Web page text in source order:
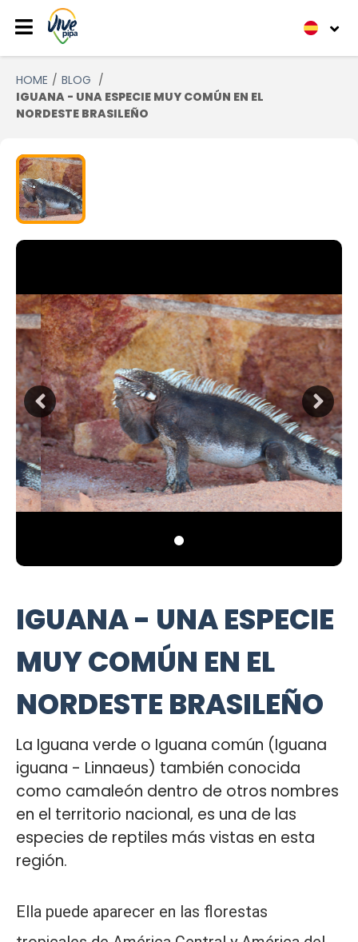
HOME
BLOG
IGUANA - UNA ESPECIE MUY COMÚN EN EL
NORDESTE BRASILEÑO
IGUANA - UNA ESPECIE
MUY COMÚN EN EL
NORDESTE BRASILEÑO
La Iguana verde o Iguana común (Iguana
iguana - Linnaeus) también conocida
como camaleón dentro de otros nombres
en el territorio nacional, es una de las
especies de reptiles más vistas en esta
región.
Ella puede aparecer en las florestas